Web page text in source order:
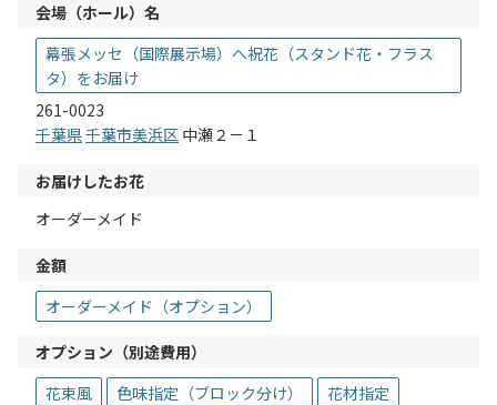
会場（ホール）名
幕張メッセ（国際展示場）へ祝花（スタンド花・フラス
タ）をお届け
261-0023
千葉県千葉市美浜区 中瀬２－１
お届けしたお花
オーダーメイド
金額
オーダーメイド（オプション）
オプション（別途費用）
花束風
色味指定（ブロック分け）
花材指定